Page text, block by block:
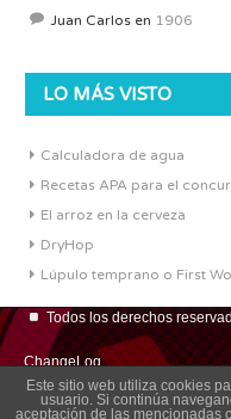
Juan Carlos en 1906
LO MÁS VISTO
Calculadora de agua
Recetas APA para el
El arroz en la cerveza
DryHop
Lúpulo temprano o First
Todos los derechos
ChangeLog
Este sitio web utiliza cookies
usuario. Si continúa
aceptación de las mencionadas